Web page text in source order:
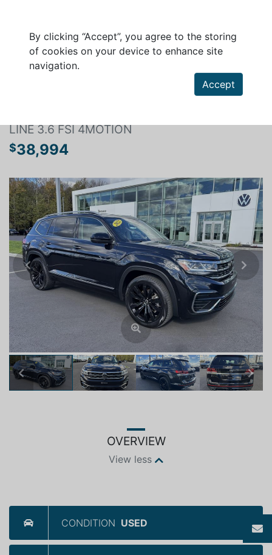
By clicking “Accept”, you agree to the storing
of cookies on your device to enhance site
navigation.
Accept
LINE 3.6 FSI 4MOTION
$38,994
Previous Next
Previous Next
OVERVIEW
View less
CONDITION USED